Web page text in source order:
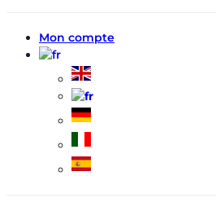
Mon compte